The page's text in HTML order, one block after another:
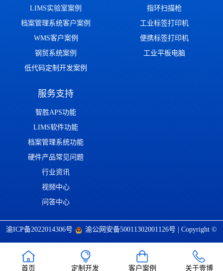
首页 定制开发 客户案例 关于壹博
LIMS实验室案例
档案管理系统客户案例
WMS客户案例
钢贸系统案例
低代码定制开发案例
指环扫描枪
工业标签打印机
便携标签打印机
工业平板电脑
服务支持
智胜APS功能
LIMS软件功能
档案管理系统功能
硬件产品常见问题
行业资讯
视频中心
问答中心
渝ICP备2022014306号 渝公网安备50011302001126号 | Copyright ©
https://www.cqaoba.cn 谨防仿冒！